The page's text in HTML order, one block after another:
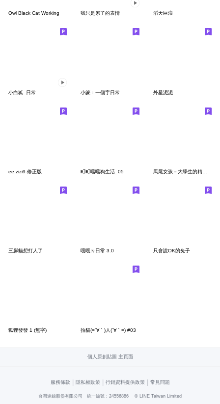
Owl Black Cat Working 我只是累了的表情 滔天巨浪
小白狐_日常 小篆：一個字日常 外星泥泥
ee.zizi9-修正版 町町噹噹狗生活_05 馬尾女孩－大學生的精神狀態
三腳貓想打人了 嘎嘎ㄉ日常 3.0 只會說OK的兔子
狐狸發發 1 (無字) 拍貓(=´∀｀)人(´∀｀=) #03
個人原創貼圖 主頁面
服務條款 | 隱私權政策 | 行銷資料提供政策 | 常見問題
台灣連線股份有限公司 統一編號：24556886 © LINE Taiwan Limited